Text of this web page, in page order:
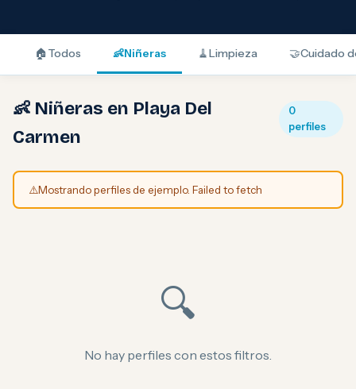
🏠 Todos 👶Niñeras 🧹Limpieza 🤝Cuidado
👶 Niñeras en Playa Del
Carmen
0
perfiles
⚠️Mostrando perfiles de ejemplo. Failed to fetch
🔍
No hay perfiles con estos filtros.